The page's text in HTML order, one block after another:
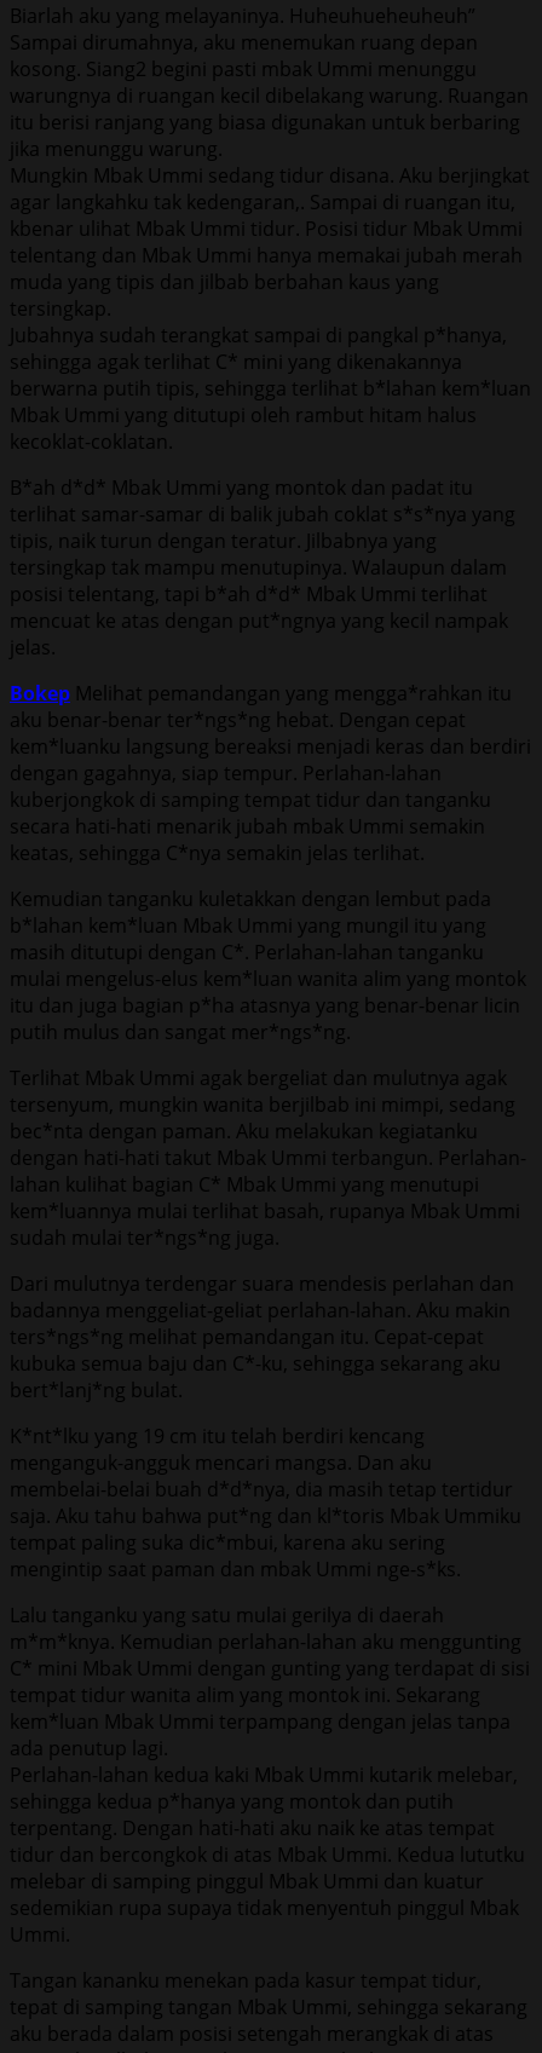
Biarlah aku yang melayaninya. Huheuhueheuheuh”
Sampai dirumahnya, aku menemukan ruang depan
kosong. Siang2 begini pasti mbak Ummi menunggu
warungnya di ruangan kecil dibelakang warung. Ruangan
itu berisi ranjang yang biasa digunakan untuk berbaring
jika menunggu warung.
Mungkin Mbak Ummi sedang tidur disana. Aku berjingkat
agar langkahku tak kedengaran,. Sampai di ruangan itu,
kbenar ulihat Mbak Ummi tidur. Posisi tidur Mbak Ummi
telentang dan Mbak Ummi hanya memakai jubah merah
muda yang tipis dan jilbab berbahan kaus yang
tersingkap.
Jubahnya sudah terangkat sampai di pangkal p*hanya,
sehingga agak terlihat C* mini yang dikenakannya
berwarna putih tipis, sehingga terlihat b*lahan kem*luan
Mbak Ummi yang ditutupi oleh rambut hitam halus
kecoklat-coklatan.
B*ah d*d* Mbak Ummi yang montok dan padat itu
terlihat samar-samar di balik jubah coklat s*s*nya yang
tipis, naik turun dengan teratur. Jilbabnya yang
tersingkap tak mampu menutupinya. Walaupun dalam
posisi telentang, tapi b*ah d*d* Mbak Ummi terlihat
mencuat ke atas dengan put*ngnya yang kecil nampak
jelas.
Bokep Melihat pemandangan yang mengga*rahkan itu
aku benar-benar ter*ngs*ng hebat. Dengan cepat
kem*luanku langsung bereaksi menjadi keras dan berdiri
dengan gagahnya, siap tempur. Perlahan-lahan
kuberjongkok di samping tempat tidur dan tanganku
secara hati-hati menarik jubah mbak Ummi semakin
keatas, sehingga C*nya semakin jelas terlihat.
Kemudian tanganku kuletakkan dengan lembut pada
b*lahan kem*luan Mbak Ummi yang mungil itu yang
masih ditutupi dengan C*. Perlahan-lahan tanganku
mulai mengelus-elus kem*luan wanita alim yang montok
itu dan juga bagian p*ha atasnya yang benar-benar licin
putih mulus dan sangat mer*ngs*ng.
Terlihat Mbak Ummi agak bergeliat dan mulutnya agak
tersenyum, mungkin wanita berjilbab ini mimpi, sedang
bec*nta dengan paman. Aku melakukan kegiatanku
dengan hati-hati takut Mbak Ummi terbangun. Perlahan-
lahan kulihat bagian C* Mbak Ummi yang menutupi
kem*luannya mulai terlihat basah, rupanya Mbak Ummi
sudah mulai ter*ngs*ng juga.
Dari mulutnya terdengar suara mendesis perlahan dan
badannya menggeliat-geliat perlahan-lahan. Aku makin
ters*ngs*ng melihat pemandangan itu. Cepat-cepat
kubuka semua baju dan C*-ku, sehingga sekarang aku
bert*lanj*ng bulat.
K*nt*lku yang 19 cm itu telah berdiri kencang
menganguk-angguk mencari mangsa. Dan aku
membelai-belai buah d*d*nya, dia masih tetap tertidur
saja. Aku tahu bahwa put*ng dan kl*toris Mbak Ummiku
tempat paling suka dic*mbui, karena aku sering
mengintip saat paman dan mbak Ummi nge-s*ks.
Lalu tanganku yang satu mulai gerilya di daerah
m*m*knya. Kemudian perlahan-lahan aku menggunting
C* mini Mbak Ummi dengan gunting yang terdapat di sisi
tempat tidur wanita alim yang montok ini. Sekarang
kem*luan Mbak Ummi terpampang dengan jelas tanpa
ada penutup lagi.
Perlahan-lahan kedua kaki Mbak Ummi kutarik melebar,
sehingga kedua p*hanya yang montok dan putih
terpentang. Dengan hati-hati aku naik ke atas tempat
tidur dan bercongkok di atas Mbak Ummi. Kedua lututku
melebar di samping pinggul Mbak Ummi dan kuatur
sedemikian rupa supaya tidak menyentuh pinggul Mbak
Ummi.
Tangan kananku menekan pada kasur tempat tidur,
tepat di samping tangan Mbak Ummi, sehingga sekarang
aku berada dalam posisi setengah merangkak di atas